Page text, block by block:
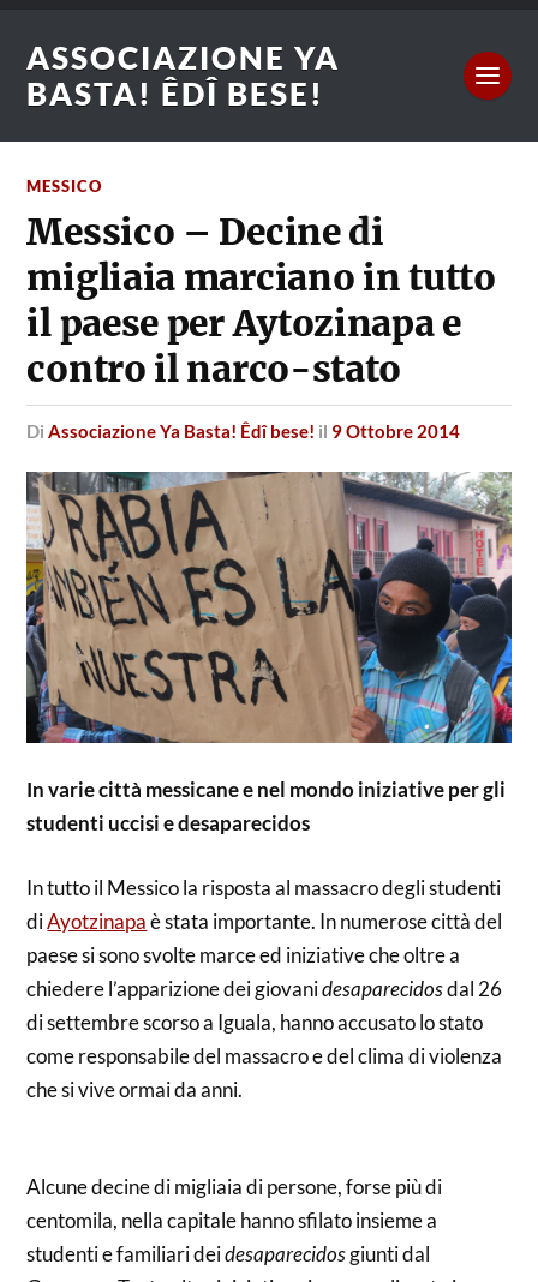
ASSOCIAZIONE YA
BASTA! ÊDÎ BESE!
MESSICO
Messico – Decine di
migliaia marciano in tutto
il paese per Aytozinapa e
contro il narco-stato
diAssociazione Ya Basta! Êdî bese! il 9 Ottobre 2014
In varie città messicane e nel mondo iniziative per gli
studenti uccisi e desaparecidos
In tutto il Messico la risposta al massacro degli studenti
diAyotzinapaè stata importante. In numerose città del
paese si sono svolte marce ed iniziative che oltre a
chiedere l’apparizione dei giovanidesaparecidosdal 26
di settembre scorso a Iguala, hanno accusato lo stato
come responsabile del massacro e del clima di violenza
che si vive ormai da anni.
Alcune decine di migliaia di persone, forse più di
centomila, nella capitale hanno sfilato insieme a
studenti e familiari deidesaparecidosgiunti dal